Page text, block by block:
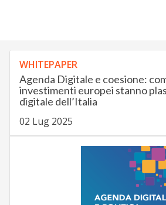
WHITEPAPER
Agenda Digitale e coesione:
investimenti europei stanno
digitale dell’Italia
02 Lug 2025